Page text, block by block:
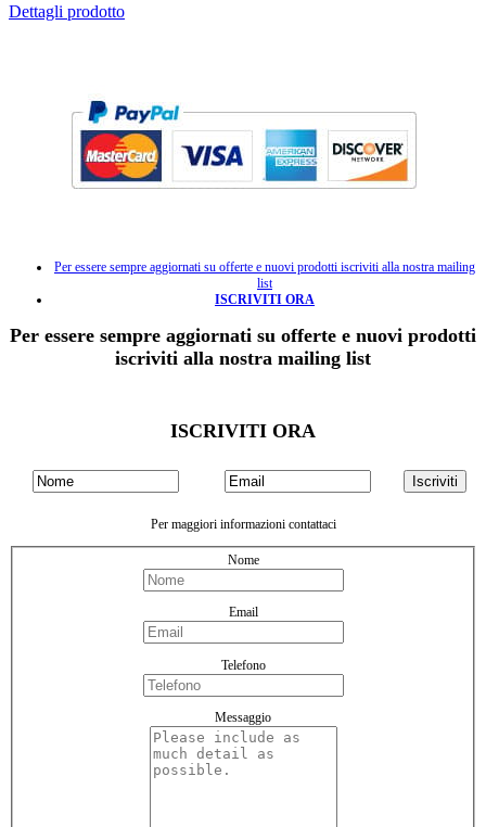
Dettagli prodotto
Per essere sempre aggiornati su offerte e nuovi prodotti iscriviti alla nostra mailing
list
ISCRIVITI ORA
Per essere sempre aggiornati su offerte e nuovi prodotti
iscriviti alla nostra mailing list
ISCRIVITI ORA
Per maggiori informazioni contattaci
Nome
Email
Telefono
Messaggio